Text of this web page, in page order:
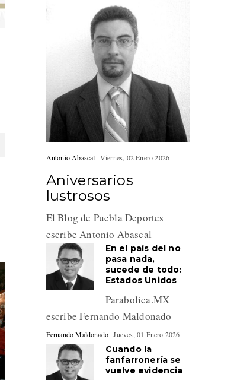
Antonio Abascal Viernes, 02 Enero 2026
Aniversarios
lustrosos
El Blog de Puebla Deportes
escribe Antonio Abascal
En el país del no
pasa nada,
sucede de todo:
Estados Unidos
Parabolica.MX
escribe Fernando Maldonado
Fernando Maldonado Jueves, 01 Enero 2026
Cuando la
fanfarronería se
vuelve evidencia